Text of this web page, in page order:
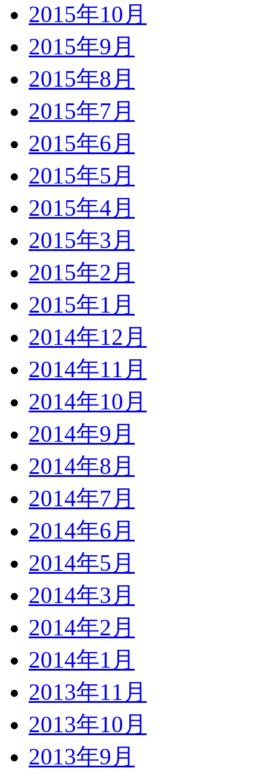
2015年10月
2015年9月
2015年8月
2015年7月
2015年6月
2015年5月
2015年4月
2015年3月
2015年2月
2015年1月
2014年12月
2014年11月
2014年10月
2014年9月
2014年8月
2014年7月
2014年6月
2014年5月
2014年3月
2014年2月
2014年1月
2013年11月
2013年10月
2013年9月